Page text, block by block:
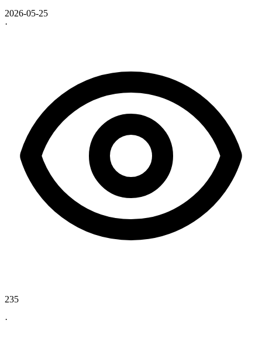
2026-05-25
·
235
·